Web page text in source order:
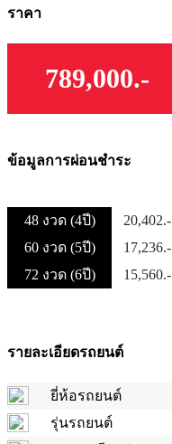
ราคา
789,000.-
ข้อมูลการผ่อนชำระ
48 งวด (4ปี)
20,402.-
60 งวด (5ปี)
17,236.-
72 งวด (6ปี)
15,560.-
รายละเอียดรถยนต์
ยี่ห้อรถยนต์
รุ่นรถยนต์